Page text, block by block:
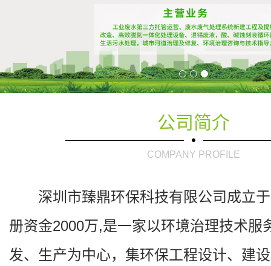
公司简介
COMPANY PROFILE
深圳市臻鼎环保科技有限公司成立
册资金2000万,是一家以环境治理技术服
发、生产为中心，集环保工程设计、建